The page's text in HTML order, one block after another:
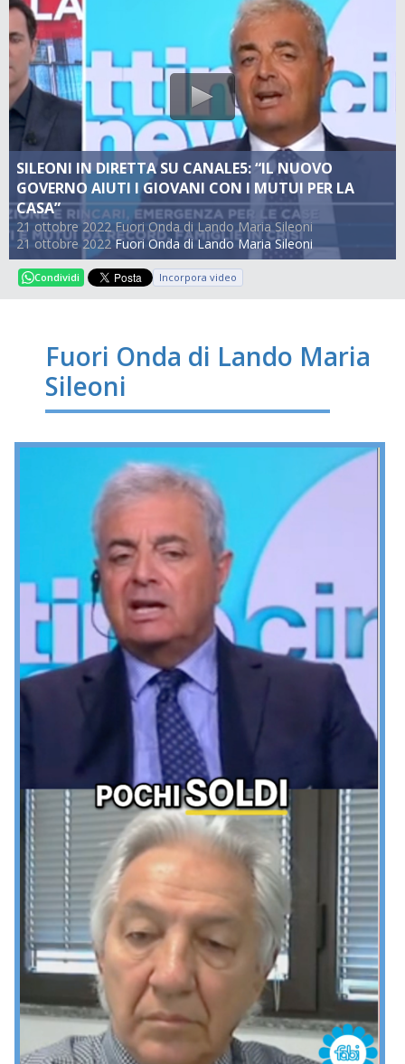
SILEONI IN DIRETTA SU CANALE5: “IL NUOVO
GOVERNO AIUTI I GIOVANI CON I MUTUI PER LA
CASA”
21 ottobre 2022 Fuori Onda di Lando Maria Sileoni
21 ottobre 2022 Fuori Onda di Lando Maria Sileoni
Condividi Incorpora video
Fuori Onda di Lando Maria
Sileoni